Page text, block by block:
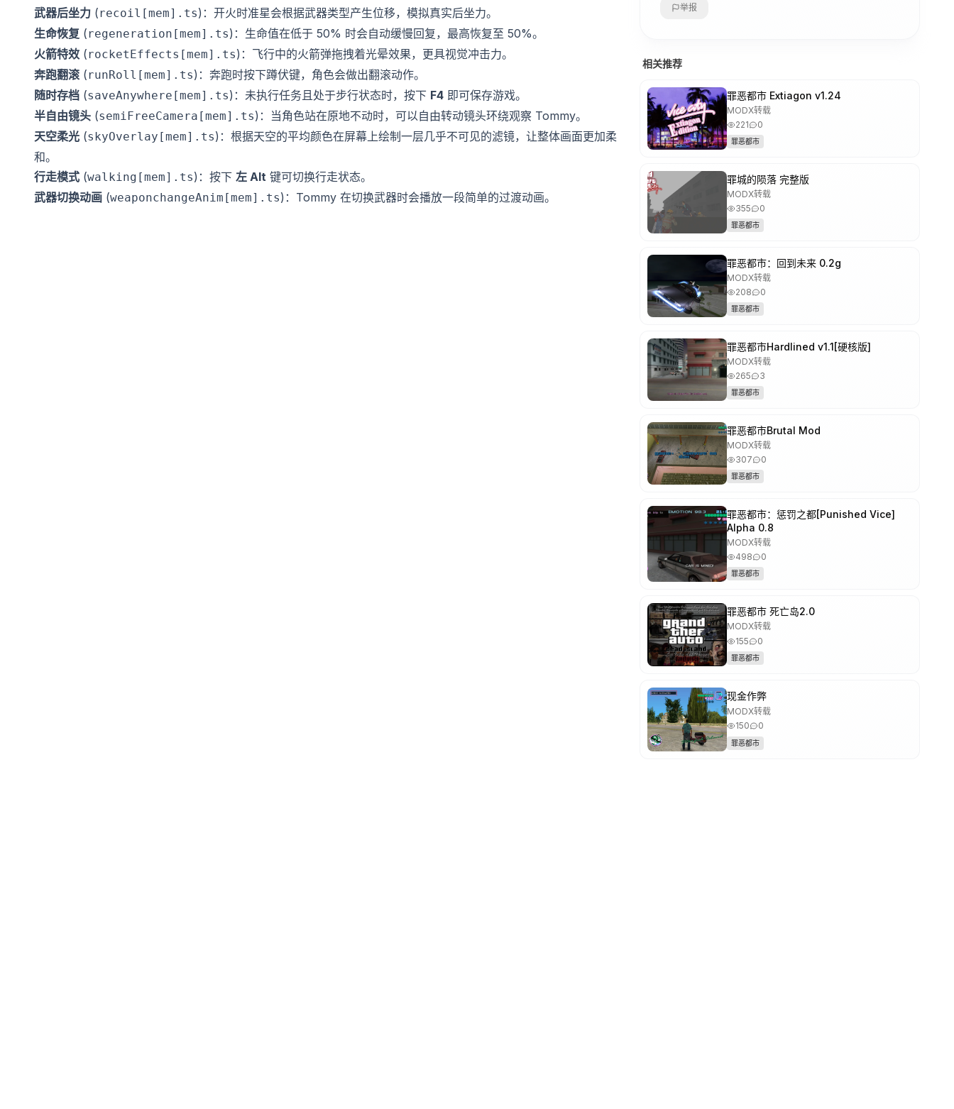
武器后坐力 (recoil[mem].ts)：开火时准星会根据武器类型产生位移，模拟真实后坐力。
生命恢复 (regeneration[mem].ts)：生命值在低于 50% 时会自动缓慢回复，最高恢复至 50%。
火箭特效 (rocketEffects[mem].ts)：飞行中的火箭弹拖拽着光晕效果，更具视觉冲击力。
奔跑翻滚 (runRoll[mem].ts)：奔跑时按下蹲伏键，角色会做出翻滚动作。
随时存档 (saveAnywhere[mem].ts)：未执行任务且处于步行状态时，按下 F4 即可保存游戏。
半自由镜头 (semiFreeCamera[mem].ts)：当角色站在原地不动时，可以自由转动镜头环绕观察 Tommy。
天空柔光 (skyOverlay[mem].ts)：根据天空的平均颜色在屏幕上绘制一层几乎不可见的滤镜，让整体画面更加柔
和。
行走模式 (walking[mem].ts)：按下 左 Alt 键可切换行走状态。
武器切换动画 (weaponchangeAnim[mem].ts)：Tommy 在切换武器时会播放一段简单的过渡动画。
举报
相关推荐
罪恶都市 Extiagon v1.24
MODX转载
221
0
罪恶都市
罪城的陨落 完整版
MODX转载
355
0
罪恶都市
罪恶都市：回到未来 0.2g
MODX转载
208
0
罪恶都市
罪恶都市Hardlined v1.1[硬核版]
MODX转载
265
3
罪恶都市
罪恶都市Brutal Mod
MODX转载
307
0
罪恶都市
罪恶都市：惩罚之都[Punished Vice]
Alpha 0.8
MODX转载
498
0
罪恶都市
罪恶都市 死亡岛2.0
MODX转载
155
0
罪恶都市
现金作弊
MODX转载
150
0
罪恶都市